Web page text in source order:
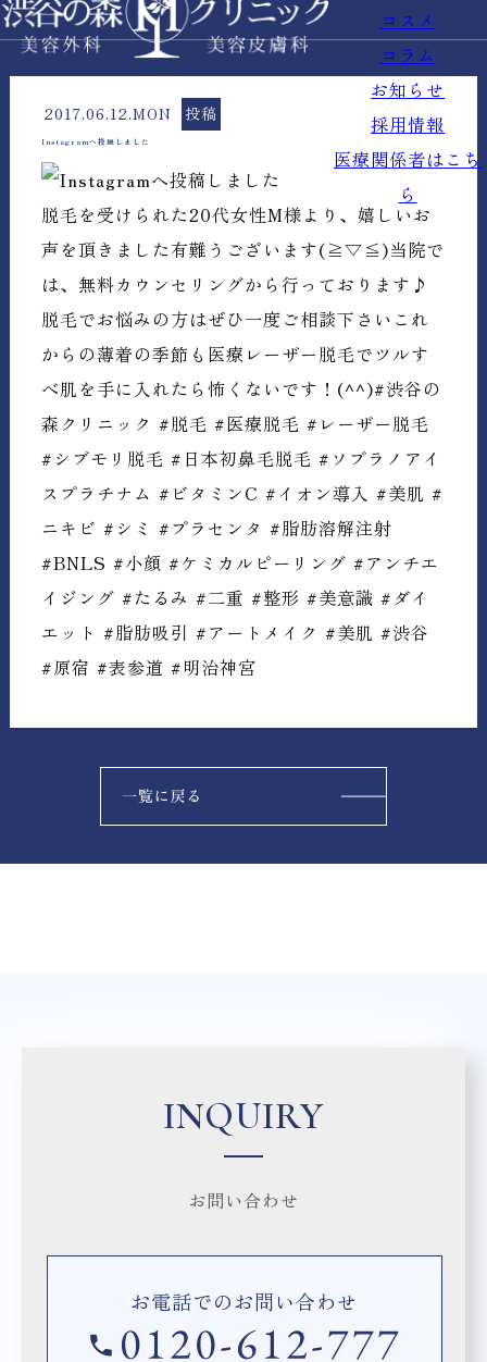
コスメ
コラム
お知らせ
採用情報
医療関係者はこち
ら
2017.06.12.MON 投稿
Instagramへ投稿しました
脱毛を受けられた20代女性M様より、嬉しいお
声を頂きました有難うございます(≧▽≦)当院で
は、無料カウンセリングから行っております♪
脱毛でお悩みの方はぜひ一度ご相談下さいこれ
からの薄着の季節も医療レーザー脱毛でツルす
べ肌を手に入れたら怖くないです！(^^)#渋谷の
森クリニック #脱毛 #医療脱毛 #レーザー脱毛
#シブモリ脱毛 #日本初鼻毛脱毛 #ソプラノアイ
スプラチナム #ビタミンC #イオン導入 #美肌 #
ニキビ #シミ #プラセンタ #脂肪溶解注射
#BNLS #小顔 #ケミカルピーリング #アンチエ
イジング #たるみ #二重 #整形 #美意識 #ダイ
エット #脂肪吸引 #アートメイク #美肌 #渋谷
#原宿 #表参道 #明治神宮
INQUIRY
お問い合わせ
お電話でのお問い合わせ